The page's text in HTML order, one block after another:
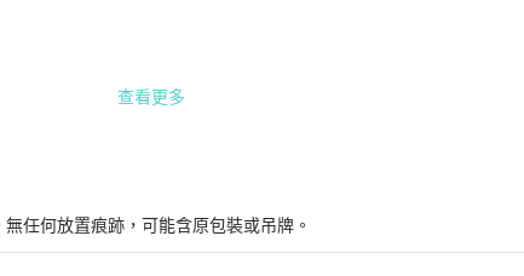
seasonality.)
查看更多
任何放置痕跡，可能含原包裝或吊牌。